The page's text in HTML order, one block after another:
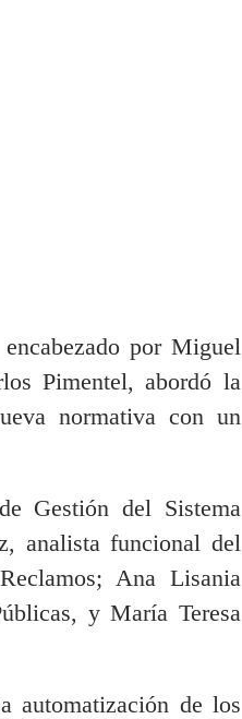
por Miguel
Pimentel, abordó la
normativa con un
Gestión del Sistema
analista funcional del
Ana Lisania
y María Teresa
automatización de los